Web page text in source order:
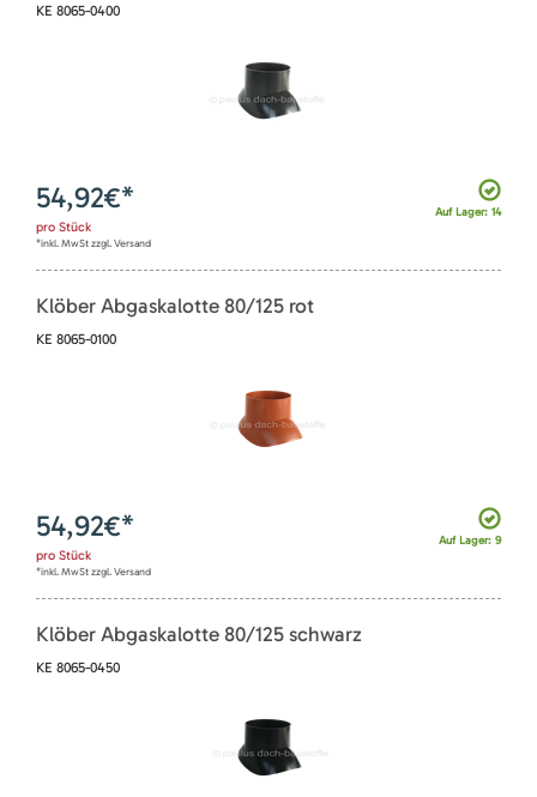
KE 8065-0400
Auf Lager: 14
54,92€*
pro Stück
*inkl. MwSt zzgl. Versand
Klöber Abgaskalotte 80/125 rot
KE 8065-0100
Auf Lager: 9
54,92€*
pro Stück
*inkl. MwSt zzgl. Versand
Klöber Abgaskalotte 80/125 schwarz
KE 8065-0450